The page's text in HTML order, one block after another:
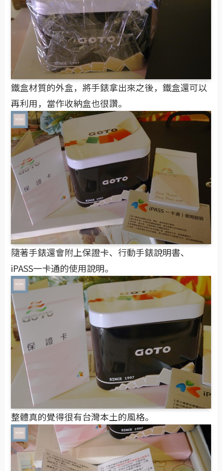
鐵盒材質的外盒，將手錶拿出來之後，鐵盒還可以
再利用，當作收納盒也很讚。
隨著手錶還會附上保證卡、行動手錶說明書、
iPASS一卡通的使用說明。
整體真的覺得很有台灣本土的風格。